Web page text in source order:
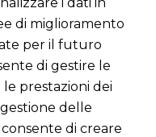
di miglioramento
per il futuro
di gestire le
prestazioni dei
delle
di creare